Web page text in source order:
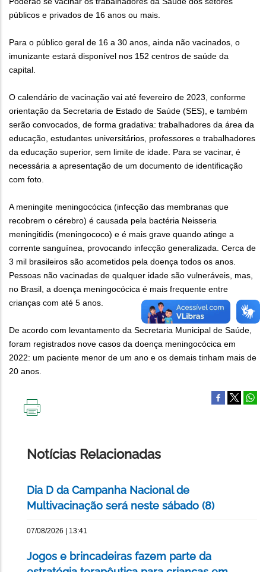
públicos e privados de 16 anos ou mais.
Para o público geral de 16 a 30 anos, ainda não vacinados, o
imunizante estará disponível nos 152 centros de saúde da
capital.
O calendário de vacinação vai até fevereiro de 2023, conforme
orientação da Secretaria de Estado de Saúde (SES), e também
serão convocados, de forma gradativa: trabalhadores da área da
educação, estudantes universitários, professores e trabalhadores
da educação superior, sem limite de idade. Para se vacinar, é
necessária a apresentação de um documento de identificação
com foto.
A meningite meningocócica (infecção das membranas que
recobrem o cérebro) é causada pela bactéria Neisseria
meningitidis (meningococo) e é mais grave quando atinge a
corrente sanguínea, provocando infecção generalizada. Cerca de
3 mil brasileiros são acometidos pela doença todos os anos.
Pessoas não vacinadas de qualquer idade são vulneráveis, mas,
no Brasil, a doença meningocócica é mais frequente entre
crianças com até 5 anos.
De acordo com levantamento da Secretaria Municipal de Saúde,
foram registrados nove casos da doença meningocócica em
2022: um paciente menor de um ano e os demais tinham mais de
20 anos.
Notícias Relacionadas
Dia D da Campanha Nacional de
Multivacinação será neste sábado (8)
07/08/2026 | 13:41
Jogos e brincadeiras fazem parte da